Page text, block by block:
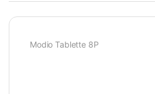
Modio Tablette 8P